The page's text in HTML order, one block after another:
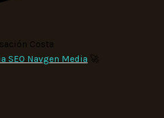
Costa
SEO Navgen Media 🚀